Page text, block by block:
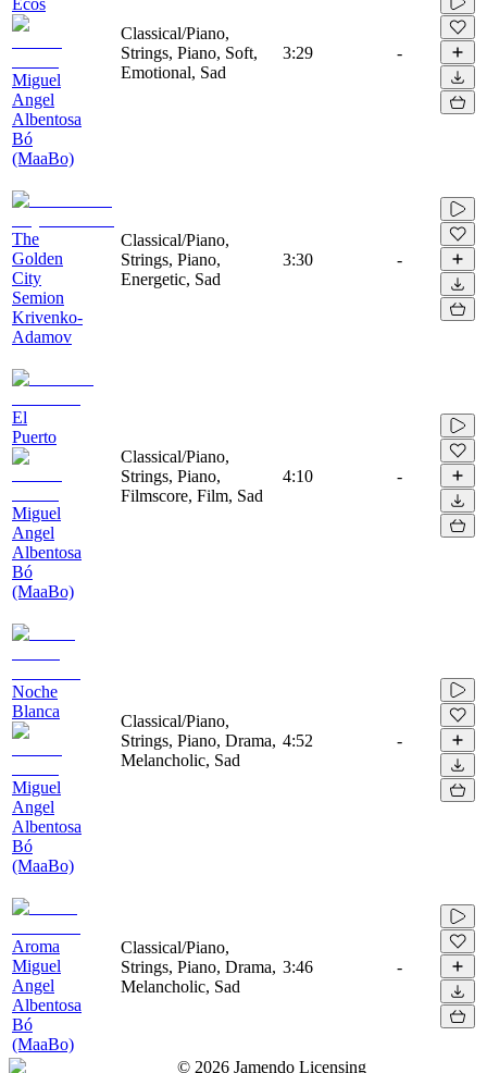
Miguel
Angel
Albentosa
Bó
(MaaBo)
Classical/Piano,
Strings, Piano, Soft,
Emotional, Sad
3:29 -
The
Golden
City
Semion
Krivenko-
Adamov
Classical/Piano,
Strings, Piano,
Energetic, Sad
3:30 -
El
Puerto
Miguel
Angel
Albentosa
Bó
(MaaBo)
Classical/Piano,
Strings, Piano,
Filmscore, Film, Sad
4:10 -
Noche
Blanca
Miguel
Angel
Albentosa
Bó
(MaaBo)
Classical/Piano,
Strings, Piano, Drama,
Melancholic, Sad
4:52 -
Aroma
Miguel
Angel
Albentosa
Bó
(MaaBo)
Classical/Piano,
Strings, Piano, Drama,
Melancholic, Sad
3:46 -
© 2026 Jamendo Licensing